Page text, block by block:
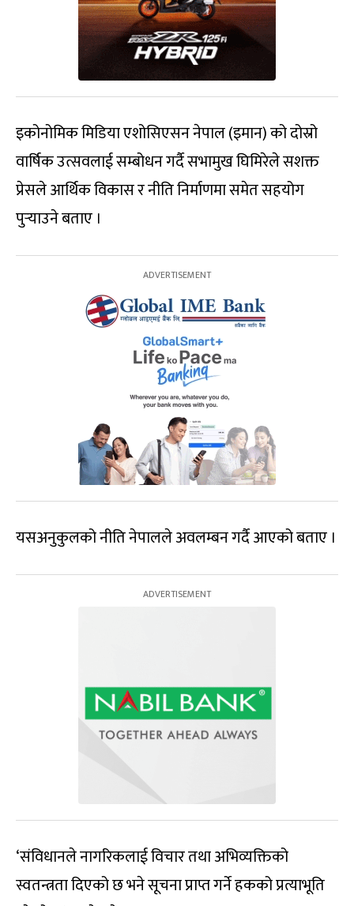
इकोनोमिक मिडिया एशोसिएसन नेपाल (इमान) को दोस्रो
वार्षिक उत्सवलाई सम्बोधन गर्दै सभामुख घिमिरेले सशक्त
प्रेसले आर्थिक विकास र नीति निर्माणमा समेत सहयोग
पुर्‍याउने बताए ।
यसअनुकुलको नीति नेपालले अवलम्बन गर्दै आएको बताए ।
‘संविधानले नागरिकलाई विचार तथा अभिव्यक्तिको
स्वतन्त्रता दिएको छ भने सूचना प्राप्त गर्ने हकको प्रत्याभूति